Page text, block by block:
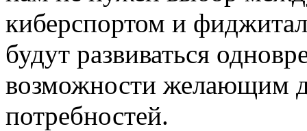
киберспортом и
будут развиваться
возможности желающим
потребностей.